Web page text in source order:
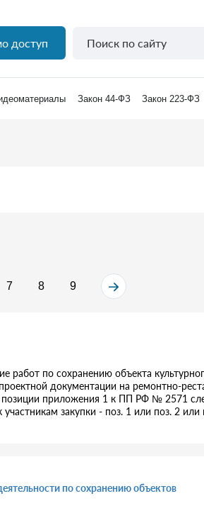
доступ
Закон 44-ФЗ Закон 223-ФЗ
7 8 9
работ по сохранению объекта
документации на ремонтно-
приложения 1 к ПП РФ № 2571
закупки - поз. 1 или поз. 2 или
по сохранению объектов